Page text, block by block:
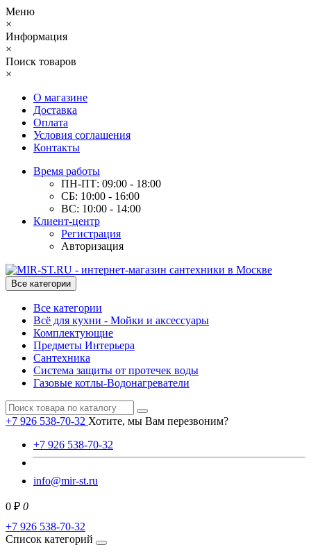
Меню
×
Информация
×
Поиск товаров
×
О магазине
Доставка
Оплата
Условия соглашения
Контакты
Время работы
ПН-ПТ: 09:00 - 18:00
СБ: 10:00 - 16:00
ВС: 10:00 - 14:00
Клиент-центр
Регистрация
Авторизация
Все категории
Все категории
Всё для кухни - Мойки и аксессуары
Комплектующие
Предметы Интерьера
Сантехника
Система защиты от протечек воды
Газовые котлы-Водонагреватели
+7 926 538-70-32 Хотите, мы Вам перезвоним?
+7 926 538-70-32
info@mir-st.ru
0 ₽ 0
+7 926 538-70-32
Список категорий